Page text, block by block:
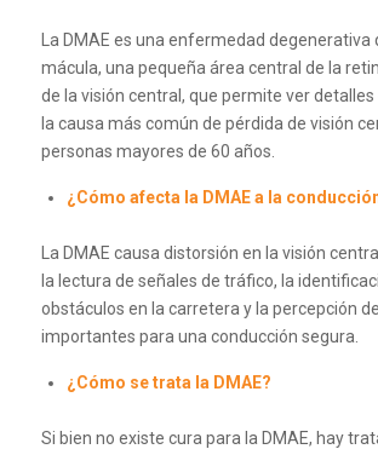
La DMAE es una enfermedad
mácula, una pequeña área central de la
de la visión central, que permite ver detalles
la causa más común de pérdida de visión
personas mayores de 60 años.
¿Cómo afecta la DMAE a la
La DMAE causa distorsión en la visión
la lectura de señales de tráfico, la
obstáculos en la carretera y la percepción
importantes para una conducción segura.
¿Cómo se trata la DMAE?
Si bien no existe cura para la DMAE, hay